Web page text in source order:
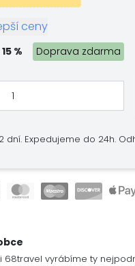
ceny
15 % Doprava zdarma
dní. Expedujeme do 24h.
68travel vyrábíme ty